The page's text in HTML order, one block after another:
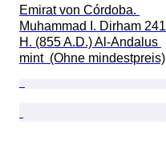
Emirat von Córdoba.
Muhammad I. Dirham 241
H. (855 A.D.) Al-Andalus
mint  (Ohne mindestpreis)